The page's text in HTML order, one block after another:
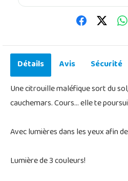
Détails Avis
Sécurité
Une citrouille maléfique sort du
cauchemars. Cours... elle te
Avec lumières dans les yeux afin
Lumière de 3 couleurs!